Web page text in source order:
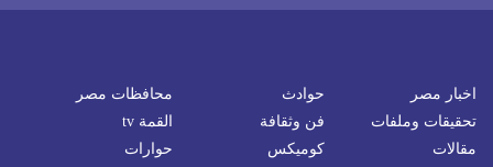
اخبار مصر حوادث
محافظات مصر
تحقيقات وملفات
فن وثقافة
القمة tv
مقالات
كوميكس
حوارات